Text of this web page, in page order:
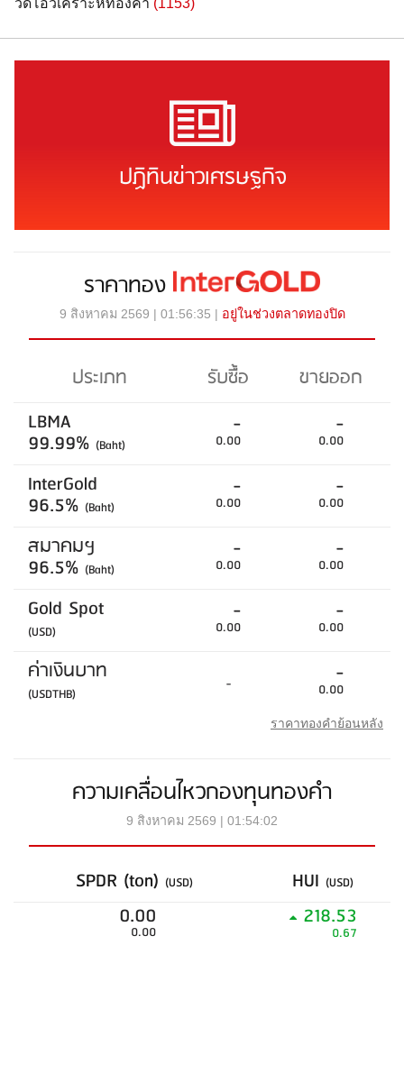
ปฏิทินข่าวเศรษฐกิจ
ราคาทอง
9 สิงหาคม 2569 | 01:56:35 | อยู่ในช่วงตลาดทองปิด
ประเภท รับซื้อ
ขายออก
LBMA
99.99% (Baht)
-
0.00
-
0.00
InterGold
96.5% (Baht)
-
0.00
-
0.00
สมาคมฯ
96.5% (Baht)
-
0.00
-
0.00
Gold Spot
(USD)
-
0.00
-
0.00
ค่าเงินบาท
(USDTHB) - -
0.00
ราคาทองคำย้อนหลัง
ความเคลื่อนไหวกองทุนทองคำ
9 สิงหาคม 2569 | 01:54:02
SPDR (ton) (USD) HUI (USD)
0.00
0.00
218.53
0.67